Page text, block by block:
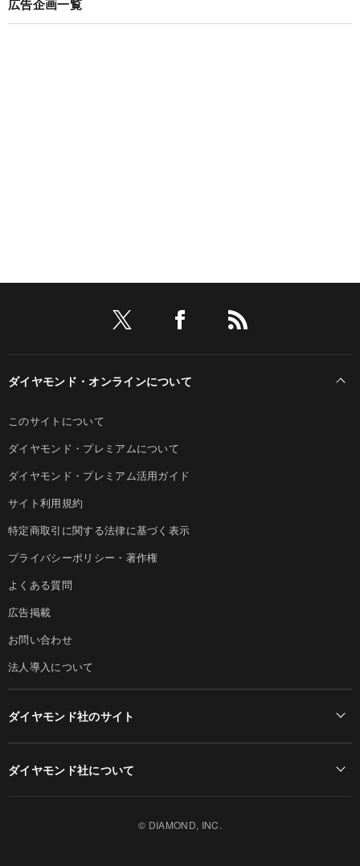
広告企画一覧
ダイヤモンド・オンラインについて
このサイトについて
ダイヤモンド・プレミアムについて
ダイヤモンド・プレミアム活用ガイド
サイト利用規約
特定商取引に関する法律に基づく表示
プライバシーポリシー・著作権
よくある質問
広告掲載
お問い合わせ
法人導入について
ダイヤモンド社のサイト
ダイヤモンド社について
© DIAMOND, INC.